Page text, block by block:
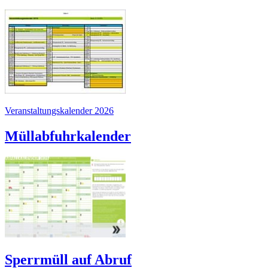
Veranstaltungskalender 2026
Müllabfuhrkalender
Sperrmüll auf Abruf